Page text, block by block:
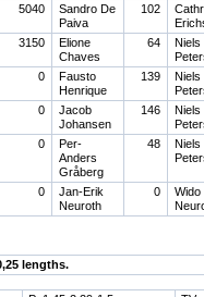
5040
Sandro De
Paiva
102
3150
Elione
Chaves
64
Niels
0
Fausto
Henrique
139
Niels
0
Jacob
Johansen
146
Niels
0
Per-
Anders
Gråberg
48
Niels
0
Jan-Erik
Neuroth
0
Wido
lengths.